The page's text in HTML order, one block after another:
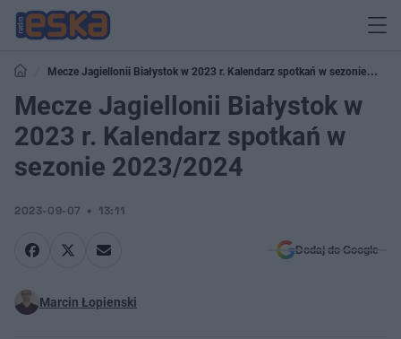
Mecze Jagiellonii Białystok w 2023 r. Kalendarz spotkań w sezonie
2023/2024
Mecze Jagiellonii Białystok w
2023 r. Kalendarz spotkań w
sezonie 2023/2024
2023-09-07 13:11
Dodaj do Google
Marcin Łopienski